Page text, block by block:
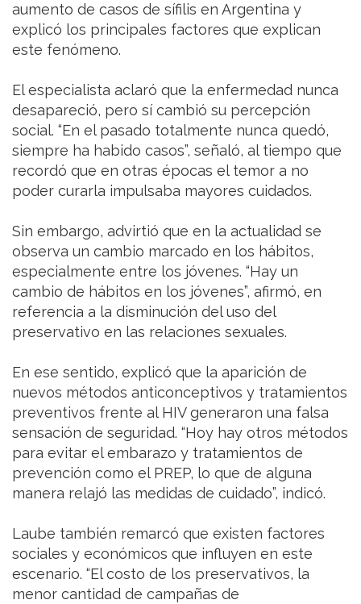
aumento de casos de sífilis en Argentina y
explicó los principales factores que explican
este fenómeno.
El especialista aclaró que la enfermedad nunca
desapareció, pero sí cambió su percepción
social. “En el pasado totalmente nunca quedó,
siempre ha habido casos”, señaló, al tiempo que
recordó que en otras épocas el temor a no
poder curarla impulsaba mayores cuidados.
Sin embargo, advirtió que en la actualidad se
observa un cambio marcado en los hábitos,
especialmente entre los jóvenes. “Hay un
cambio de hábitos en los jóvenes”, afirmó, en
referencia a la disminución del uso del
preservativo en las relaciones sexuales.
En ese sentido, explicó que la aparición de
nuevos métodos anticonceptivos y tratamientos
preventivos frente al HIV generaron una falsa
sensación de seguridad. “Hoy hay otros métodos
para evitar el embarazo y tratamientos de
prevención como el PREP, lo que de alguna
manera relajó las medidas de cuidado”, indicó.
Laube también remarcó que existen factores
sociales y económicos que influyen en este
escenario. “El costo de los preservativos, la
menor cantidad de campañas de